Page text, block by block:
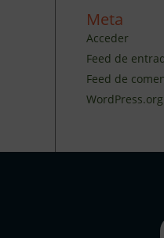
Meta
Acceder
Feed de
Feed de
WordPress.org